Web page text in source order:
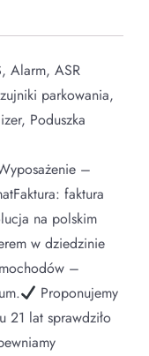
Alarm, ASR
parkowania,
Poduszka
–
faktura
na polskim
w dziedzinie
–
Proponujemy
21 lat sprawdziło